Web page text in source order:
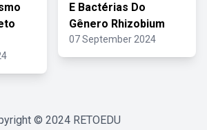
E Bactérias Do
Gênero Rhizobium
07 September 2024
© 2024 RETOEDU